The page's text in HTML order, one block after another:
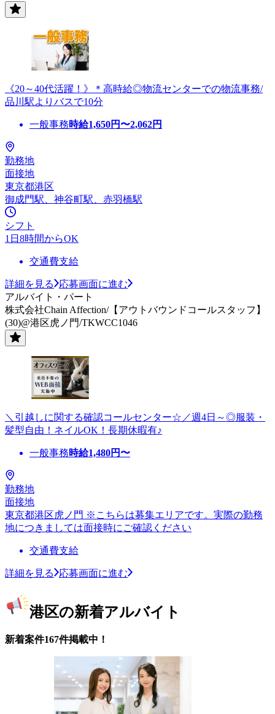
《20～40代活躍！》＊高時給◎物流センターでの物流事務/
品川駅よりバスで10分
一般事務時給1,650円〜2,062円
勤務地
面接地
東京都港区
御成門駅、神谷町駅、赤羽橋駅
シフト
1日8時間からOK
交通費支給
詳細を見る
応募画面に進む
アルバイト・パート
株式会社Chain Affection/【アウトバウンドコールスタッフ】
(30)@港区虎ノ門/TKWCC1046
＼引越しに関する確認コールセンター☆／週4日～◎服装・
髪型自由！ネイルOK！長期休暇有♪
一般事務時給1,480円〜
勤務地
面接地
東京都港区虎ノ門 ※こちらは募集エリアです。実際の勤務
地につきましては面接時にご確認ください
交通費支給
詳細を見る 応募画面に進む
港区の新着アルバイト
新着案件167件掲載中！